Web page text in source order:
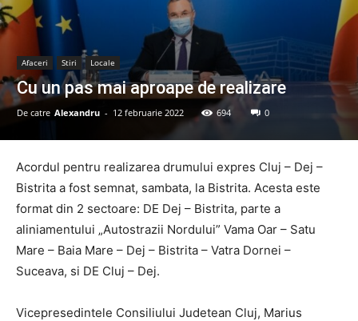
Afaceri Stiri Locale
Cu un pas mai aproape de realizare
De catre Alexandru - 12 februarie 2022 694 0
Acordul pentru realizarea drumului expres Cluj – Dej –
Bistrita a fost semnat, sambata, la Bistrita. Acesta este
format din 2 sectoare: DE Dej – Bistrita, parte a
aliniamentului „Autostrazii Nordului” Vama Oar – Satu
Mare – Baia Mare – Dej – Bistrita – Vatra Dornei –
Suceava, si DE Cluj – Dej.
Vicepresedintele Consiliului Judetean Cluj, Marius